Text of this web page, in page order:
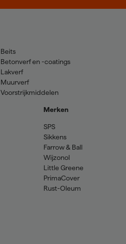
Beits
Betonverf en -coatings
Lakverf
Muurverf
Voorstrijkmiddelen
Merken
SPS
Sikkens
Farrow & Ball
Wijzonol
Little Greene
PrimaCover
Rust-Oleum